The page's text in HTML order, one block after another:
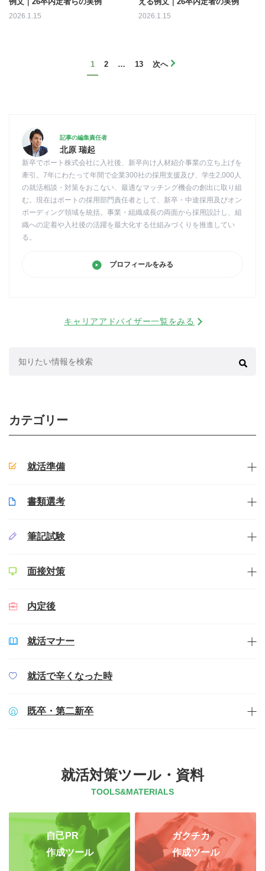
2026.1.15 2026.1.15
1 2 … 13 次へ
記事の編集責任者
北原 瑞起
新卒でポート株式会社に入社後、新卒向け人材紹介事業の立ち上げを
牽引。7年にわたって年間で企業300社の採用支援及び、学生2,000人
の就活相談・対策をおこない、最適なマッチング機会の創出に取り組
む。現在はポートの採用部門責任者として、新卒・中途採用及びオン
ボーディング領域を統括。事業・組織成長の両面から採用設計し、組
織への定着や入社後の活躍を最大化する仕組みづくりを推進してい
る。
プロフィールをみる
キャリアアドバイザー一覧をみる
カテゴリー
就活準備
書類選考
筆記試験
面接対策
内定後
就活マナー
就活で辛くなった時
既卒・第二新卒
就活対策ツール・資料
TOOLS&MATERIALS
自己PR
作成ツール
ガクチカ
作成ツール